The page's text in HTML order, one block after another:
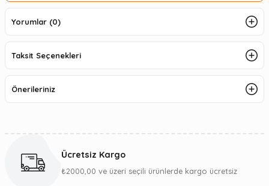
Yorumlar (0)
Taksit Seçenekleri
Önerileriniz
Ücretsiz Kargo
₺2000,00 ve üzeri seçili ürünlerde kargo ücretsiz